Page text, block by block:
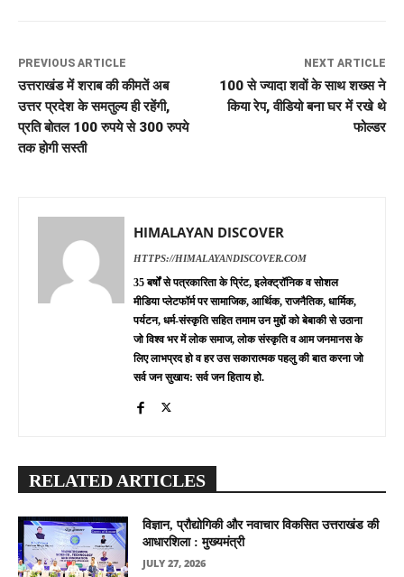
PREVIOUS ARTICLE
उत्तराखंड में शराब की कीमतें अब
उत्तर प्रदेश के समतुल्य ही रहेंगी,
प्रति बोतल 100 रुपये से 300 रुपये
तक होगी सस्ती
NEXT ARTICLE
100 से ज्यादा शवों के साथ शख्स ने
किया रेप, वीडियो बना घर में रखे थे
फोल्डर
HIMALAYAN DISCOVER
HTTPS://HIMALAYANDISCOVER.COM
35 बर्षों से पत्रकारिता के प्रिंट, इलेक्ट्रॉनिक व सोशल
मीडिया प्लेटफॉर्म पर सामाजिक, आर्थिक, राजनैतिक, धार्मिक,
पर्यटन, धर्म-संस्कृति सहित तमाम उन मुद्दों को बेबाकी से उठाना
जो विश्व भर में लोक समाज, लोक संस्कृति व आम जनमानस के
लिए लाभप्रद हो व हर उस सकारात्मक पहलु की बात करना जो
सर्व जन सुखाय: सर्व जन हिताय हो.
RELATED ARTICLES
विज्ञान, प्रौद्योगिकी और नवाचार विकसित उत्तराखंड की
आधारशिला : मुख्यमंत्री
JULY 27, 2026